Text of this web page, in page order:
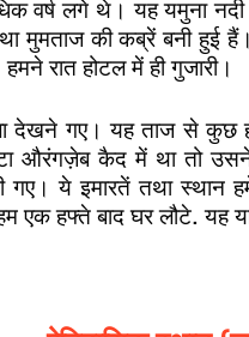
वर्ष लगे थे। यह यमुना
मुमताज की कब्रें बनी हुई
रात होटल में ही गुजारी।
गए। यह ताज से कुछ ही
औरंगज़ेब कैद में था तो
गए। ये इमारतें तथा स्थान
एक हफ्ते बाद घर लौटे. यह